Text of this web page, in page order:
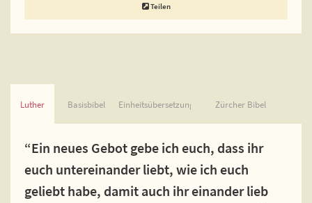
Teilen
Luther Basisbibel Einheitsübersetzung Zürcher Bibel
“Ein neues Gebot gebe ich euch, dass ihr
euch untereinander liebt, wie ich euch
geliebt habe, damit auch ihr einander lieb